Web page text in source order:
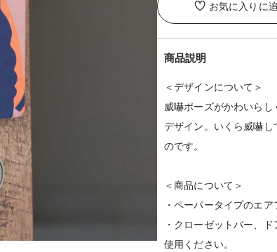
お気に入りに
商品説明
＜デザインについて＞
威嚇ポーズがかわいら
デザイン。いくら威嚇
のです。
＜商品について＞
・ペーパータイプのエア
・クローゼットバー、
使用ください。